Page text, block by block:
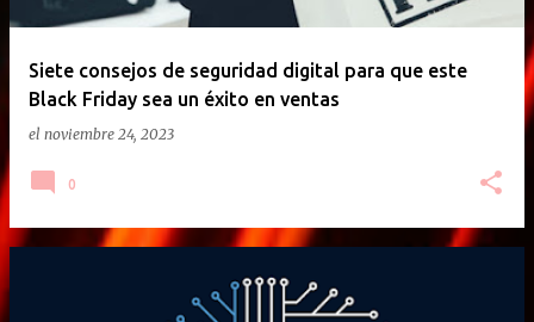
Siete consejos de seguridad digital para que este
Black Friday sea un éxito en ventas
el noviembre 24, 2023
0